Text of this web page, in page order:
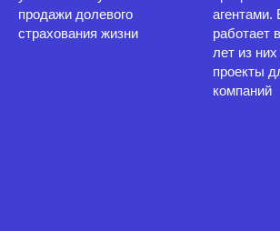
продажи долевого
страхования жизни
агентами.
работает
лет из
проекты
компаний